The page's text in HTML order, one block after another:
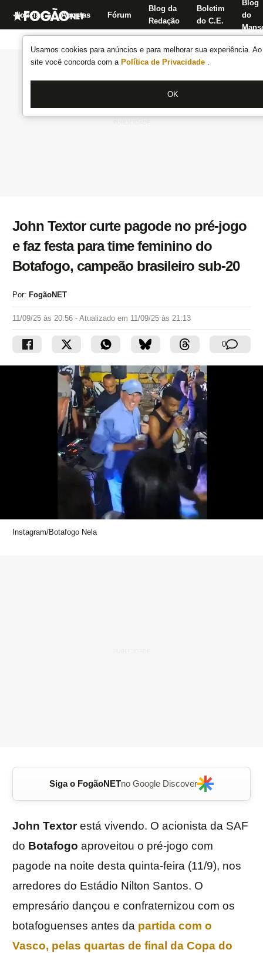
Usamos cookies para anúncios e para melhorar sua experiência.
site você concorda com a Política de Privacidade .
OK
Notícias Apostas Fórum
Blog da
Redação
Boletim
do C.E.
Blog
do
John Textor curte pagode no pré-jogo
e faz festa para time feminino do
Botafogo, campeão brasileiro sub-20
Por: FogãoNET
11/09/25 às 20:56 - Atualizado em 11/09/25 às 21:13
0
Instagram/Botafogo Nela
Siga o FogãoNETno Google Discover
John Textorestá vivendo. O acionista da SAF
do Botafogo aproveitou o pré-jogo com
pagode na noite desta quinta-feira (11/9), nos
arredores do Estádio Nilton Santos. O
empresário dançou e confraternizou com os
botafoguenses antes da partida com o
Vasco, pelas quartas de final da Copa do